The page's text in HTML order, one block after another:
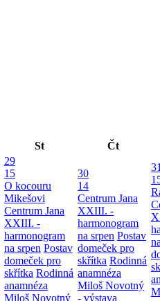
St Čt
29
15
O kocouru
Mikešovi
Centrum Jana
XXIII. -
harmonogram
na srpen Postav
domeček pro
skřítka Rodinná
anamnéza
Miloš Novotný
30
14
Centrum Jana
XXIII. -
harmonogram
na srpen Postav
domeček pro
skřítka Rodinná
anamnéza
Miloš Novotný
- výstava